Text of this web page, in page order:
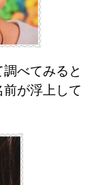
べてみると
が浮上して